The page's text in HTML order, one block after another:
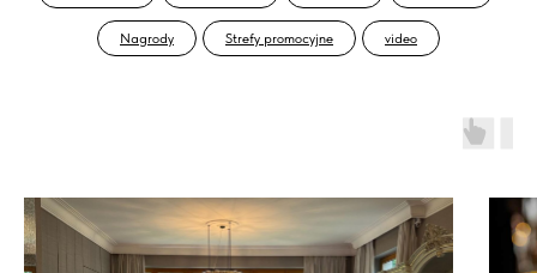
Nagrody Strefy promocyjne video